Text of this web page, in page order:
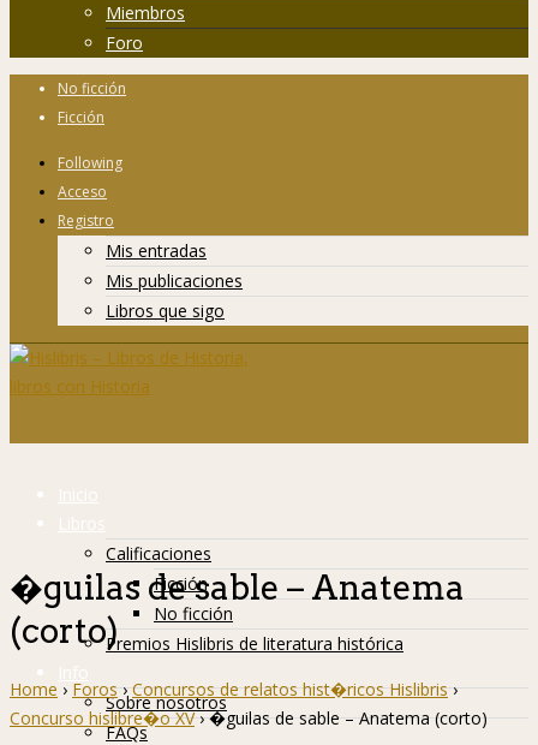
Miembros
Foro
No ficción
Ficción
Following
Acceso
Registro
Mis entradas
Mis publicaciones
Libros que sigo
Inicio
Libros
Calificaciones
Ficción
No ficción
Premios Hislibris de literatura histórica
Info
Sobre nosotros
FAQs
�guilas de sable – Anatema
(corto)
Home › Foros › Concursos de relatos hist�ricos Hislibris ›
Concurso hislibre�o XV › �guilas de sable – Anatema (corto)